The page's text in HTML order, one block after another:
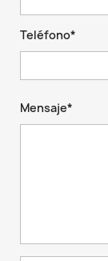
Teléfono*
Mensaje*